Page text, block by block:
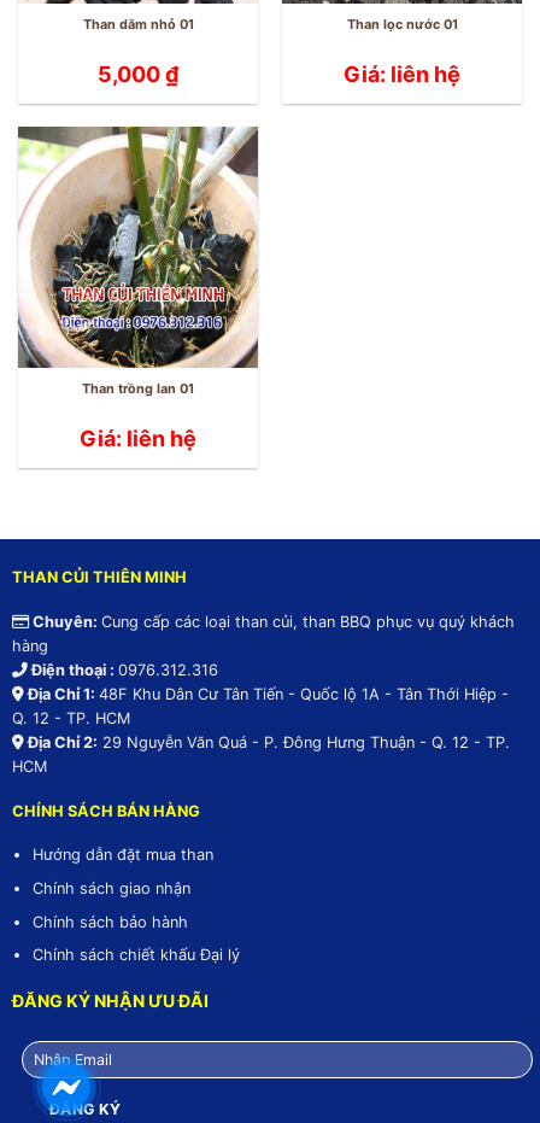
Than dăm nhỏ 01
5,000₫
Than lọc nước 01
Giá: liên hệ
Than trồng lan 01
Giá: liên hệ
THAN CỦI THIÊN MINH
Chuyên: Cung cấp các loại than củi, than BBQ phục vụ quý khách
hàng
Điện thoại : 0976.312.316
Địa Chỉ 1: 48F Khu Dân Cư Tân Tiến - Quốc lộ 1A - Tân Thới Hiệp -
Q. 12 - TP. HCM
Địa Chỉ 2: 29 Nguyễn Văn Quá - P. Đông Hưng Thuận - Q. 12 - TP.
HCM
CHÍNH SÁCH BÁN HÀNG
Hướng dẫn đặt mua than
Chính sách giao nhận
Chính sách bảo hành
Chính sách chiết khấu Đại lý
ĐĂNG KÝ NHẬN ƯU ĐÃI